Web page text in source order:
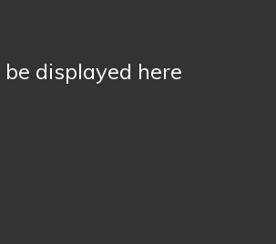
displayed here